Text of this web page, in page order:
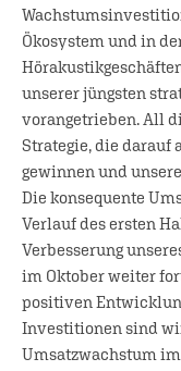
Ökosystem und in
unserer jüngsten
vorangetrieben. All
Strategie, die darauf
gewinnen und
Die konsequente
Verlauf des ersten
Verbesserung
im Oktober weiter
positiven
Investitionen sind
Umsatzwachstum